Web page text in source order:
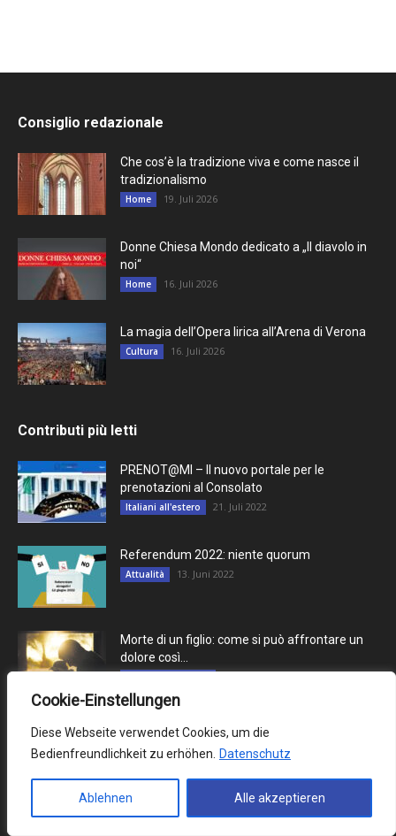
Cookie-Einstellungen
Diese Webseite verwendet Cookies, um die
Bedienfreundlichkeit zu erhöhen.
Datenschutz
Ablehnen Alle akzeptieren
Consiglio redazionale
Che cos’è la tradizione viva e come nasce il
tradizionalismo
Home 19. Juli 2026
Donne Chiesa Mondo dedicato a „Il diavolo in
noi“
Home 16. Juli 2026
La magia dell’Opera lirica all’Arena di Verona
Cultura 16. Juli 2026
Contributi più letti
PRENOT@MI – Il nuovo portale per le
prenotazioni al Consolato
Italiani all'estero 21. Juli 2022
Referendum 2022: niente quorum
Attualità 13. Juni 2022
Morte di un figlio: come si può affrontare un
dolore così...
Categoria più vista
Archivio
1287
Scelta del redattore